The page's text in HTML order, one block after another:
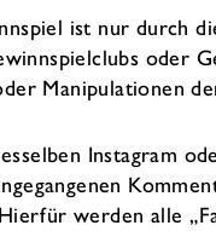
ist nur durch
oder
Manipulationen
Instagram
werden alle